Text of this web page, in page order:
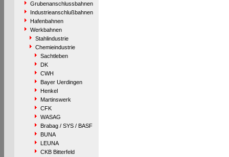
Grubenanschlussbahnen
Industrieanschlußbahnen
Hafenbahnen
Werkbahnen
Stahlindustrie
Chemieindustrie
Sachtleben
DK
CWH
Bayer Uerdingen
Henkel
Martinswerk
CFK
WASAG
Brabag / SYS / BASF
BUNA
LEUNA
CKB Bitterfeld